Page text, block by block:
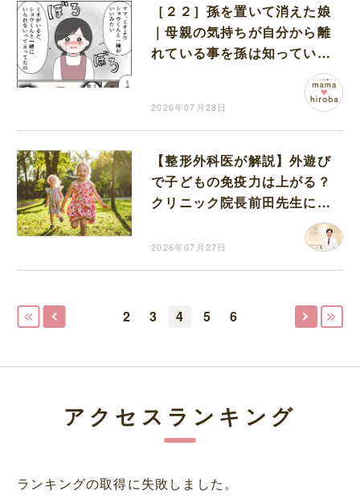
［２２］孫を置いて消えた娘
｜母親の気持ちが自分から離
れている事を孫は知ってい
た。孫を想いありのままの事
2026年07月28日
【整形外科医が解説】外遊び
で子どもの免疫力は上がる？
クリニック院長前田先生に伺
2026年07月27日
2 3 4 5 6
アクセスランキング
ランキングの取得に失敗しました。